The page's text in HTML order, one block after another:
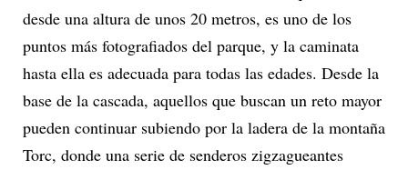
desde una altura de unos 20 metros, es uno de los
puntos más fotografiados del parque, y la caminata
hasta ella es adecuada para todas las edades. Desde la
base de la cascada, aquellos que buscan un reto mayor
pueden continuar subiendo por la ladera de la montaña
Torc, donde una serie de senderos zigzagueantes